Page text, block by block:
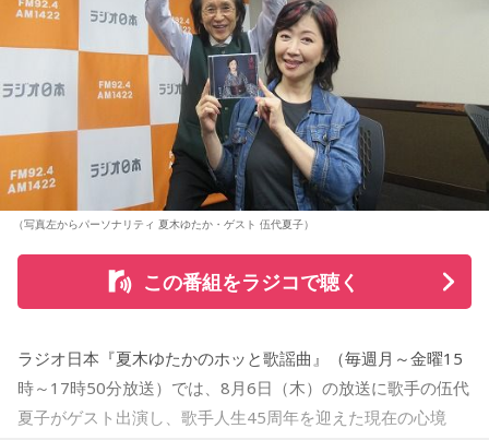
（写真左からパーソナリティ 夏木ゆたか・ゲスト 伍代夏子）
この番組をラジコで聴く
ラジオ日本『夏木ゆたかのホッと歌謡曲』（毎週月～金曜15
時～17時50分放送）では、8月6日（木）の放送に歌手の伍代
夏子がゲスト出演し、歌手人生45周年を迎えた現在の心境